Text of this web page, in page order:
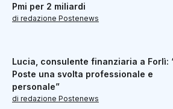
Pmi per 2 miliardi
di redazione Postenews
Lucia, consulente finanziaria a Forlì:
Poste una svolta professionale e
personale”
di redazione Postenews